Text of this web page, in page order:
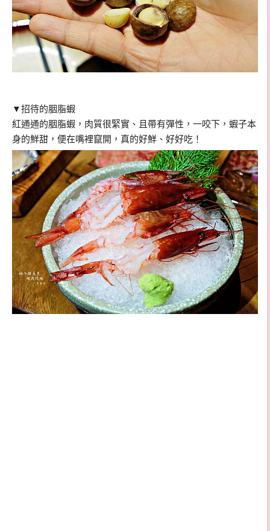
▼招待的胭脂蝦
紅通通的胭脂蝦，肉質很緊實、且帶有彈性，一咬下，蝦子本
身的鮮甜，便在嘴裡竄開，真的好鮮、好好吃！